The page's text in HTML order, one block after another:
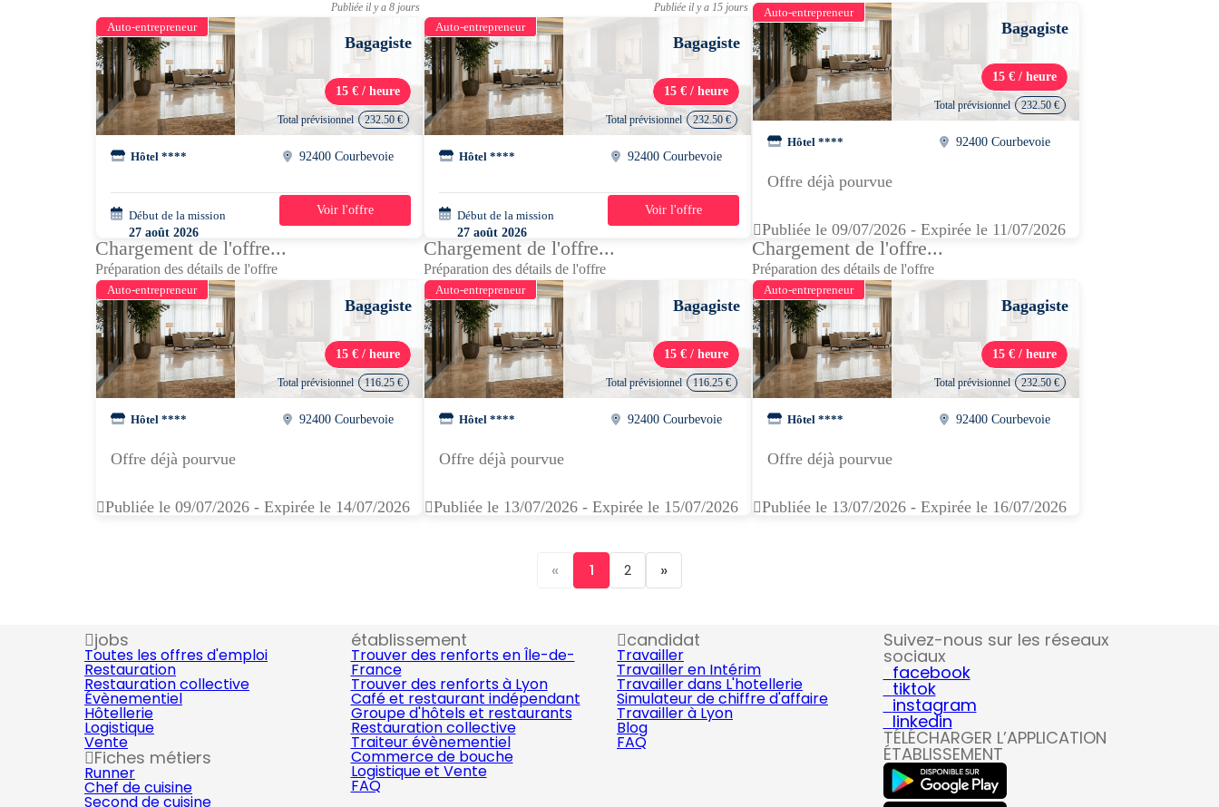
Publiée il y a 8 jours
Auto-entrepreneur
Bagagiste
15 € / heure
Total prévisionnel 232.50 €
Hôtel **** 92400 Courbevoie
Début de la mission
27 août 2026
10h00 - 18h30
2 jours
Voir l'offre
Publiée il y a 15 jours
Auto-entrepreneur
Bagagiste
15 € / heure
Total prévisionnel 232.50 €
Hôtel **** 92400 Courbevoie
Début de la mission
27 août 2026
10h00 - 18h30
2 jours
Voir l'offre
Auto-entrepreneur
Bagagiste
15 € / heure
Total prévisionnel 232.50 €
Hôtel **** 92400 Courbevoie
Offre déjà pourvue
Publiée le 09/07/2026 - Expirée le 11/07/2026
Chargement de l'offre...
Préparation des détails de l'offre
Auto-entrepreneur
Bagagiste
15 € / heure
Total prévisionnel 116.25 €
Hôtel **** 92400 Courbevoie
Offre déjà pourvue
Publiée le 09/07/2026 - Expirée le 14/07/2026
Chargement de l'offre...
Préparation des détails de l'offre
Auto-entrepreneur
Bagagiste
15 € / heure
Total prévisionnel 116.25 €
Hôtel **** 92400 Courbevoie
Offre déjà pourvue
Publiée le 13/07/2026 - Expirée le 15/07/2026
Chargement de l'offre...
Préparation des détails de l'offre
Auto-entrepreneur
Bagagiste
15 € / heure
Total prévisionnel 232.50 €
Hôtel **** 92400 Courbevoie
Offre déjà pourvue
Publiée le 13/07/2026 - Expirée le 16/07/2026
« 1 2 »
jobs
Toutes les offres d'emploi
Restauration
Restauration collective
Évènementiel
Hôtellerie
Logistique
Vente
Fiches métiers
Runner
Chef de cuisine
Second de cuisine
établissement
Trouver des renforts en Île-de-
France
Trouver des renforts à Lyon
Café et restaurant indépendant
Groupe d'hôtels et restaurants
Restauration collective
Traiteur évènementiel
Commerce de bouche
Logistique et Vente
FAQ
candidat
Travailler
Travailler en Intérim
Travailler dans L'hotellerie
Simulateur de chiffre d'affaire
Travailler à Lyon
Blog
FAQ
Suivez-nous sur les réseaux
sociaux
facebook
tiktok
instagram
linkedin
TÉLÉCHARGER L’APPLICATION
ÉTABLISSEMENT